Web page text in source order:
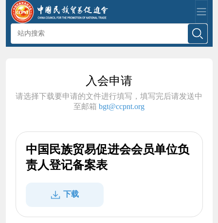
入会申请
请选择下载要申请的文件进行填写，填写完后请发送中
至邮箱 bgt@ccpnt.org
中国民族贸易促进会会员单位负
责人登记备案表
下载